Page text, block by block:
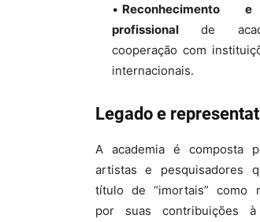
Reconhecimento
profissionalde
cooperação com
internacionais.
Legado e
A academia é composta
artistas e pesquisadores
título de “imortais” como
por suas contribuições